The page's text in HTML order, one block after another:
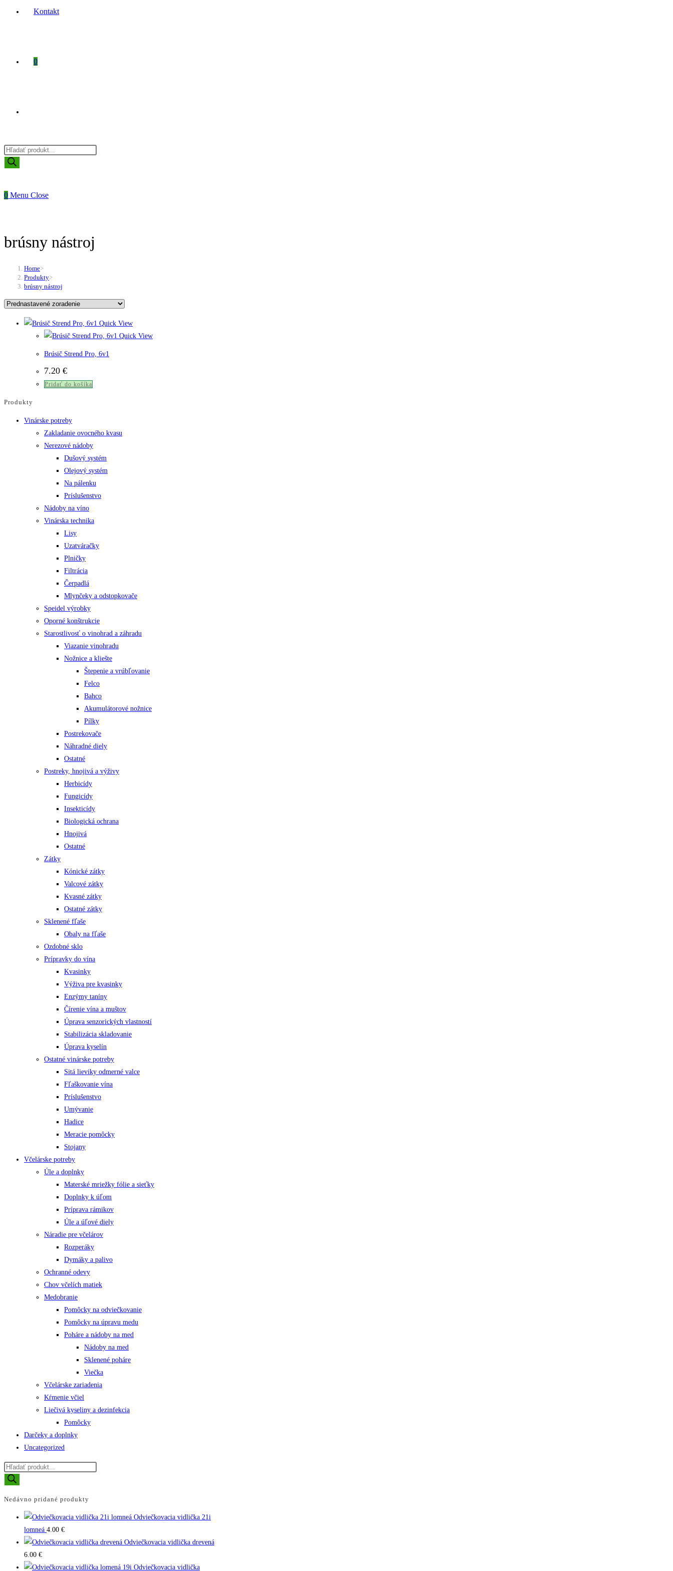
Kontakt
0
Products
search
0 Menu Close
brúsny nástroj
Home>
Produkty>
brúsny nástroj
Quick View
Quick View
Brúsič Strend Pro, 6v1
7.20 €
Pridať do košíka
Produkty
Vinárske potreby
Zakladanie ovocného kvasu
Nerezové nádoby
Dušový systém
Olejový systém
Na pálenku
Príslušenstvo
Nádoby na víno
Vinárska technika
Lisy
Uzatváračky
Plničky
Filtrácia
Čerpadlá
Mlynčeky a odstopkovače
Speidel výrobky
Oporné konštrukcie
Starostlivosť o vinohrad a záhradu
Viazanie vinohradu
Nožnice a kliešte
Štepenie a vrúbľovanie
Felco
Bahco
Akumulátorové nožnice
Pílky
Postrekovače
Náhradné diely
Ostatné
Postreky, hnojivá a výživy
Herbicídy
Fungicídy
Insekticídy
Biologická ochrana
Hnojivá
Ostatné
Zátky
Kónické zátky
Valcové zátky
Kvasné zátky
Ostatné zátky
Sklenené fľaše
Obaly na fľaše
Ozdobné sklo
Prípravky do vína
Kvasinky
Výživa pre kvasinky
Enzýmy taníny
Čírenie vína a muštov
Úprava senzorických vlastností
Stabilizácia skladovanie
Úprava kyselín
Ostatné vinárske potreby
Sitá lieviky odmerné valce
Fľaškovanie vína
Príslušenstvo
Umývanie
Hadice
Meracie pomôcky
Stojany
Včelárske potreby
Úle a doplnky
Materské mriežky fólie a sieťky
Doplnky k úľom
Príprava rámikov
Úle a úľové diely
Náradie pre včelárov
Rozperáky
Dymáky a palivo
Ochranné odevy
Chov včelích matiek
Medobranie
Pomôcky na odviečkovanie
Pomôcky na úpravu medu
Poháre a nádoby na med
Nádoby na med
Sklenené poháre
Viečka
Včelárske zariadenia
Kŕmenie včiel
Liečivá kyseliny a dezinfekcia
Pomôcky
Darčeky a doplnky
Uncategorized
Products
search
Nedávno pridané produkty
Odviečkovacia vidlička 21i
lomneá 4.00 €
Odviečkovacia vidlička drevená
6.00 €
Odviečkovacia vidlička